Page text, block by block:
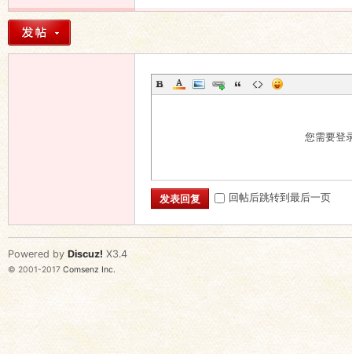
您需要登
发表回复 回帖后跳转到最后一页
Powered by Discuz! X3.4
© 2001-2017 Comsenz Inc.